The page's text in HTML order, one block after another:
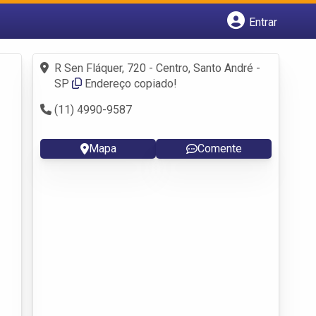
Entrar
Fazer login
Criar conta
R Sen Fláquer, 720 - Centro, Santo André -
SP
Endereço copiado!
(11) 4990-9587
Mapa Comente